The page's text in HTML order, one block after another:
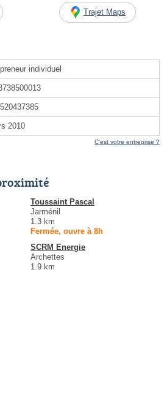
Trajet Maps
individuel
2010
C'est votre entreprise ?
Toussaint Pascal
Jarménil
1.3 km
Fermée, ouvre à 8h
SCRM Energie
Archettes
1.9 km